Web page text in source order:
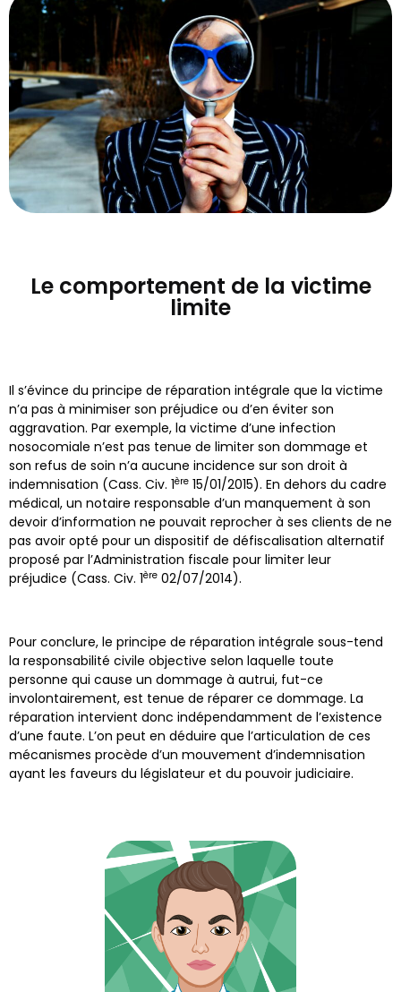
Le comportement de la victime
limite
Il s’évince du principe de réparation intégrale que la victime
n’a pas à minimiser son préjudice ou d’en éviter son
aggravation. Par exemple, la victime d’une infection
nosocomiale n’est pas tenue de limiter son dommage et
son refus de soin n’a aucune incidence sur son droit à
indemnisation (Cass. Civ. 1ère 15/01/2015). En dehors du cadre
médical, un notaire responsable d’un manquement à son
devoir d’information ne pouvait reprocher à ses clients de ne
pas avoir opté pour un dispositif de défiscalisation alternatif
proposé par l’Administration fiscale pour limiter leur
préjudice (Cass. Civ. 1ère 02/07/2014).
Pour conclure, le principe de réparation intégrale sous-tend
la responsabilité civile objective selon laquelle toute
personne qui cause un dommage à autrui, fut-ce
involontairement, est tenue de réparer ce dommage. La
réparation intervient donc indépendamment de l’existence
d’une faute. L’on peut en déduire que l’articulation de ces
mécanismes procède d’un mouvement d’indemnisation
ayant les faveurs du législateur et du pouvoir judiciaire.